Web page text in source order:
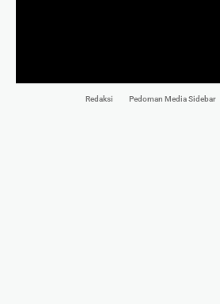
Redaksi Pedoman Media Sidebar